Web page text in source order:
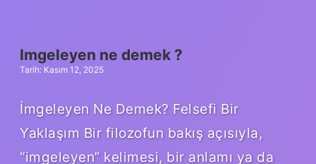
Imgeleyen ne demek ?
Tarih: Kasım 12, 2025
İmgeleyen Ne Demek? Felsefi Bir
Yaklaşım Bir filozofun bakış açısıyla,
“imgeleyen” kelimesi, bir anlamı ya da